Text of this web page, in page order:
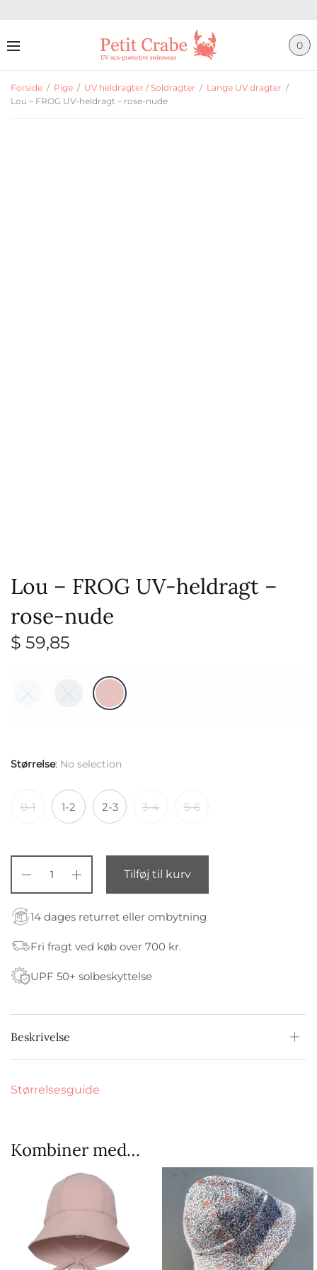
0
Forside / Pige / UV heldragter / Soldragter / Lange UV dragter /
Lou – FROG UV-heldragt – rose-nude
Lou – FROG UV-heldragt –
rose-nude
$ 59,85
Størrelse: No selection
0-1 1-2 2-3 3-4 5-6
Tilføj til kurv
14 dages returret eller ombytning
Fri fragt ved køb over 700 kr.
UPF 50+ solbeskyttelse
Beskrivelse
Størrelsesguide
Kombiner med…